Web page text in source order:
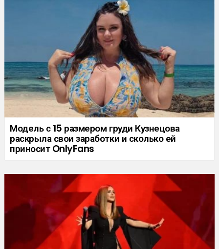
Модель с 15 размером груди Кузнецова
раскрыла свои заработки и сколько ей
приносит OnlyFans